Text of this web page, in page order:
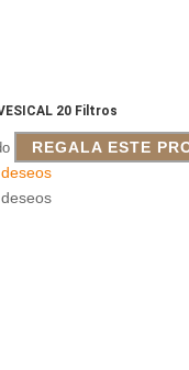
20 Filtros
REGALA ESTE